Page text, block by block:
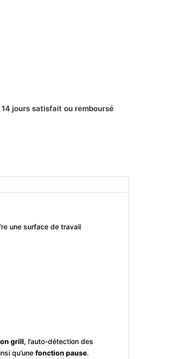
14 jours satisfait ou remboursé
une surface de travail
grill, l’auto-détection des
qu’unefonction pause.